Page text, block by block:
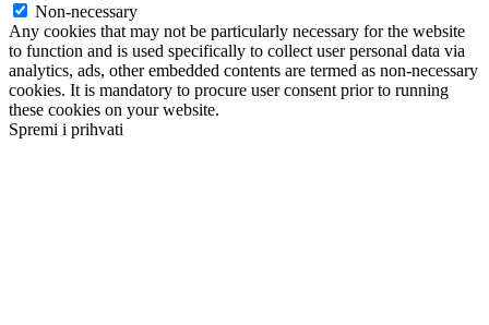
Non-necessary
Any cookies that may not be particularly necessary for the website
to function and is used specifically to collect user personal data via
analytics, ads, other embedded contents are termed as non-necessary
cookies. It is mandatory to procure user consent prior to running
these cookies on your website.
Spremi i prihvati